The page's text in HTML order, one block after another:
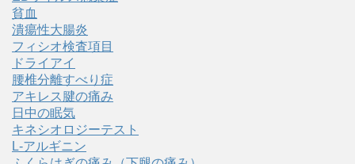
貧血
潰瘍性大腸炎
フィシオ検査項目
ドライアイ
腰椎分離すべり症
アキレス腱の痛み
日中の眠気
キネシオロジーテスト
L-アルギニン